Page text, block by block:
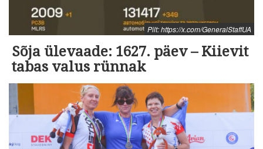
Pilt: https://x.com/GeneralStaffUA
Sõja ülevaade: 1627. päev – Kiievit
tabas valus rünnak